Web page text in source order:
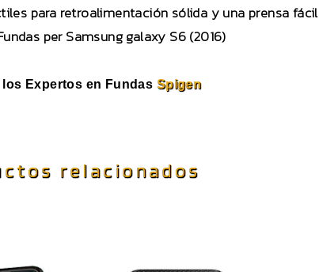
para retroalimentación sólida y una prensa fácil
per Samsung galaxy S6 (2016)
los Expertos en Fundas Spigen
relacionados